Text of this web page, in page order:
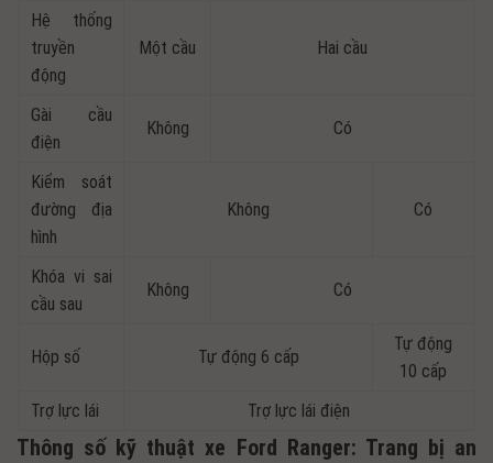
Hệ thống
truyền
động
Một cầu Hai cầu
Gài cầu
điện
Không Có
Kiểm soát
đường địa
hình
Không Có
Khóa vi sai
cầu sau
Không Có
Hộp số Tự động 6 cấp
Tự động
10 cấp
Trợ lực lái
Trợ lực lái điện
Thông số kỹ thuật xe Ford Ranger: Trang bị an